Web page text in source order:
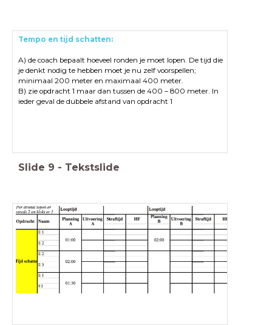
Tempo en tijd schatten:
A) de coach bepaalt hoeveel ronden je moet lopen. De tijd die
je denkt nodig te hebben moet je nu zelf voorspellen;
minimaal 200 meter en maximaal 400 meter.
B) zie opdracht 1 maar dan tussen de 400 – 800 meter. In
ieder geval de dubbele afstand van opdracht 1
Slide 9 - Tekstslide